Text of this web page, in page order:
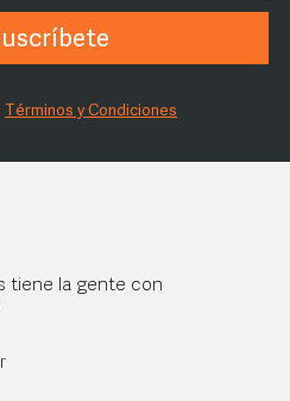
Términos y Condiciones
tiene la gente con